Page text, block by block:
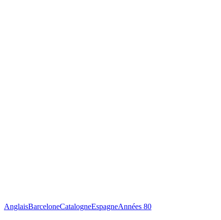
AnglaisBarceloneCatalogneEspagneAnnées 80